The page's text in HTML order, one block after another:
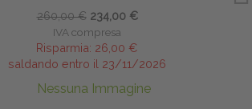
260,00 € 234,00 €
IVA compresa
Risparmia: 26,00 €
saldando entro il 23/11/2026